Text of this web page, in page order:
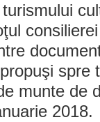
spre
munte de
2018.